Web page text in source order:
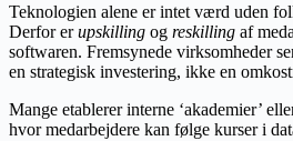
Teknologien alene er intet værd uden
Derfor erupskilling og reskilling af
softwaren. Fremsynede virksomheder
en strategisk investering, ikke en
Mange etablerer interne ‘akademier’
hvor medarbejdere kan følge kurser i